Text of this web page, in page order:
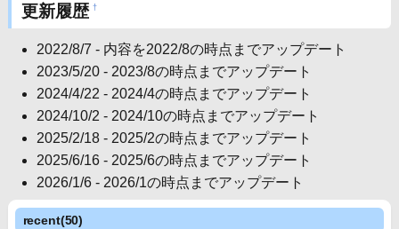
更新履歴 †
2022/8/7 - 内容を2022/8の時点までアップデート
2023/5/20 - 2023/8の時点までアップデート
2024/4/22 - 2024/4の時点までアップデート
2024/10/2 - 2024/10の時点までアップデート
2025/2/18 - 2025/2の時点までアップデート
2025/6/16 - 2025/6の時点までアップデート
2026/1/6 - 2026/1の時点までアップデート
recent(50)